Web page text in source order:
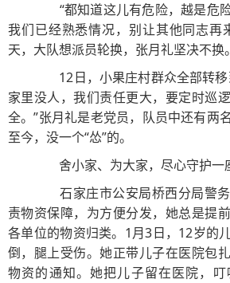
“都知道这儿有危险，越是危险
我们已经熟悉情况，别让其他同志再
天，大队想派员轮换，张月礼坚决不换。
12日，小果庄村群众全部转移
家里没人，我们责任更大，要定时巡
全。”张月礼是老党员，队员中还有两
至今，没一个“怂”的。
舍小家、为大家，尽心守护一
石家庄市公安局桥西分局警务
责物资保障，为方便分发，她总是提
各单位的物资归类。1月3日，12岁的
倒，腿上受伤。她正带儿子在医院包
物资的通知。她把儿子留在医院，